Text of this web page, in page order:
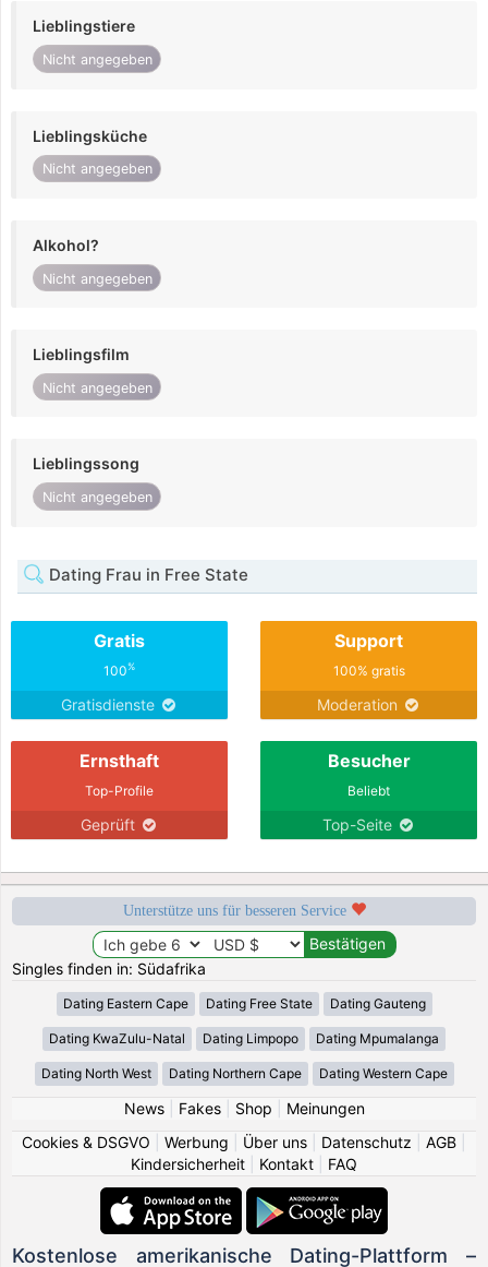
Lieblingstiere
Nicht angegeben
Lieblingsküche
Nicht angegeben
Alkohol?
Nicht angegeben
Lieblingsfilm
Nicht angegeben
Lieblingssong
Nicht angegeben
Dating Frau in Free State
Gratis
100%
Gratisdienste
Support
100% gratis
Moderation
Ernsthaft
Top-Profile
Geprüft
Besucher
Beliebt
Top-Seite
Unterstütze uns für besseren Service
Singles finden in: Südafrika
Dating Eastern Cape Dating Free State Dating Gauteng
Dating KwaZulu-Natal Dating Limpopo Dating Mpumalanga
Dating North West Dating Northern Cape Dating Western Cape
News| Fakes| Shop
Meinungen
Cookies & DSGVO
Werbung Über uns Datenschutz AGB
Kindersicherheit
Kontakt FAQ
Kostenlose amerikanische Dating-Plattform –